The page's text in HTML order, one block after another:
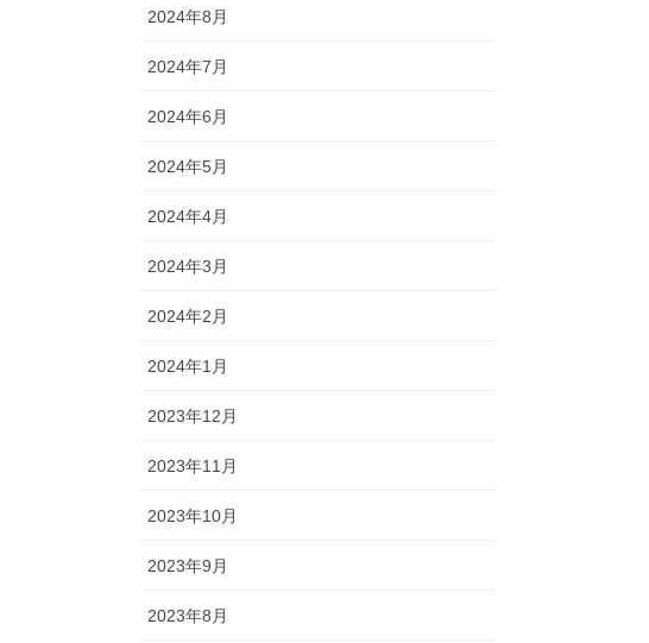
2024年8月
2024年7月
2024年6月
2024年5月
2024年4月
2024年3月
2024年2月
2024年1月
2023年12月
2023年11月
2023年10月
2023年9月
2023年8月